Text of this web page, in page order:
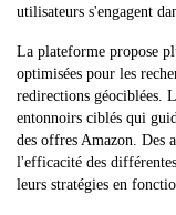
utilisateurs s'engagent
La plateforme propose
optimisées pour les
redirections géociblées.
entonnoirs ciblés qui
des offres Amazon. Des
l'efficacité des
leurs stratégies en